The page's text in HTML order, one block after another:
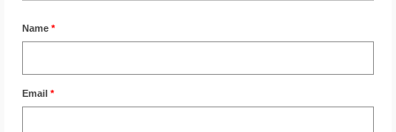
Name *
Email *